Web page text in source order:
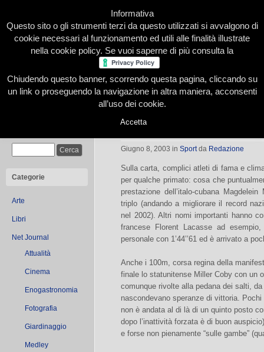
Home Presentazione Redazione Le nostre firme
Categorie
Arte
Libri
Net Journal
Attualità
Cinema
Enogastronomia
Fotografia
Giardinaggio
Medley
Le stelle del Meeting di Torino
Giugno 8, 2003 in Sportda Redazione
Sulla carta, complici atleti di fama e
per qualche primato: cosa che
prestazione dell’italo-cubana
triplo (andando a migliorare il record
nel 2002). Altri nomi importanti hanno
francese Florent Lacasse ad
personale con 1’44’’61 ed è arrivato a
Anche i 100m, corsa regina della
finale lo statunitense Miller Coby con un
comunque rivolte alla pedana dei salti,
nascondevano speranze di vittoria.
non è andata al di là di un quinto posto
dopo l’inattività forzata è di buon
e forse non pienamente “sulle gambe”
Informativa
Questo sito o gli strumenti terzi da questo utilizzati si avvalgono di
cookie necessari al funzionamento ed utili alle finalità illustrate
nella cookie policy. Se vuoi saperne di più consulta la
Chiudendo questo banner, scorrendo questa pagina, cliccando su
un link o proseguendo la navigazione in altra maniera, acconsenti
all’uso dei cookie.
Accetta